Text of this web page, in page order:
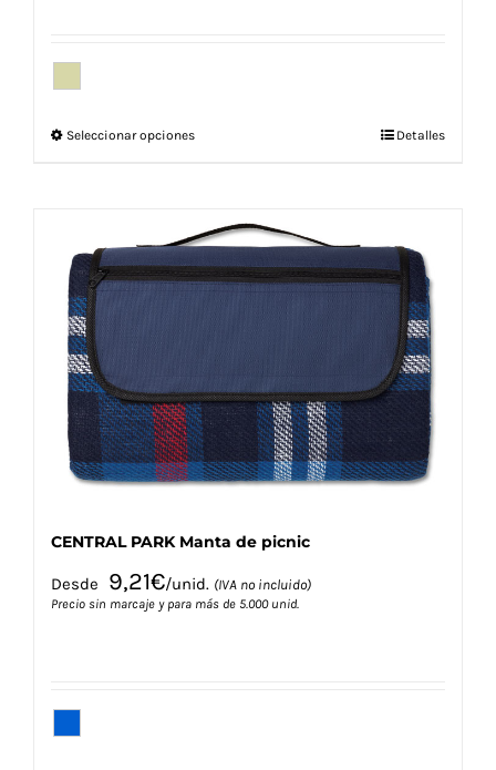
Seleccionar opcionesEste
variantes.
opciones
pueden
la
página
de
producto
Detalles
CENTRAL PARK Manta de picnic
Desde 9,21€/unid. (IVA no incluido)
Precio sin marcaje y para más de 5.000 unid.